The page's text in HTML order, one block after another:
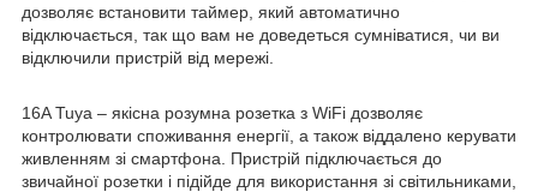
дозволяє встановити таймер, який автоматично
відключається, так що вам не доведеться сумніватися, чи ви
відключили пристрій від мережі.
16A Tuya – якісна розумна розетка з WiFi дозволяє
контролювати споживання енергії, а також віддалено керувати
живленням зі смартфона. Пристрій підключається до
звичайної розетки і підійде для використання зі світильниками,